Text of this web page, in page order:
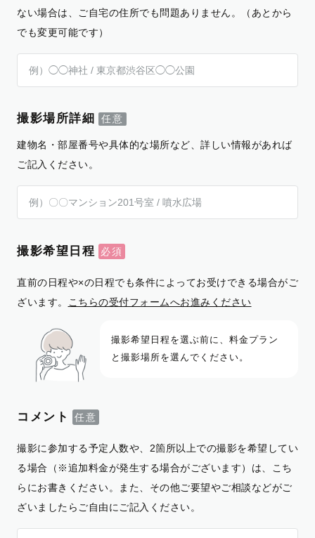
ない場合は、ご自宅の住所でも問題ありません。（あとから
でも変更可能です）
撮影場所詳細
建物名・部屋番号や具体的な場所など、詳しい情報があれば
ご記入ください。
撮影希望日程
直前の日程や×の日程でも条件によってお受けできる場合がご
ざいます。
こちらの受付フォームへお進みください
撮影希望日程を選ぶ前に、料金プラン
と撮影場所を選んでください。
コメント
撮影に参加する予定人数や、2箇所以上での撮影を希望してい
る場合（※追加料金が発生する場合がございます）は、こち
らにお書きください。また、その他ご要望やご相談などがご
ざいましたらご自由にご記入ください。